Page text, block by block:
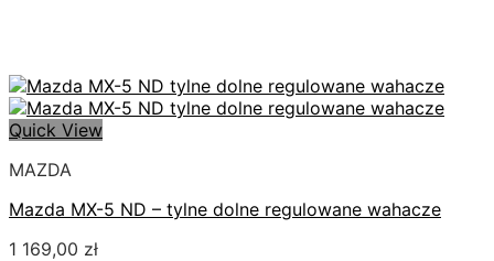
Quick View
MAZDA
Mazda MX-5 ND – tylne dolne regulowane wahacze
1 169,00 zł